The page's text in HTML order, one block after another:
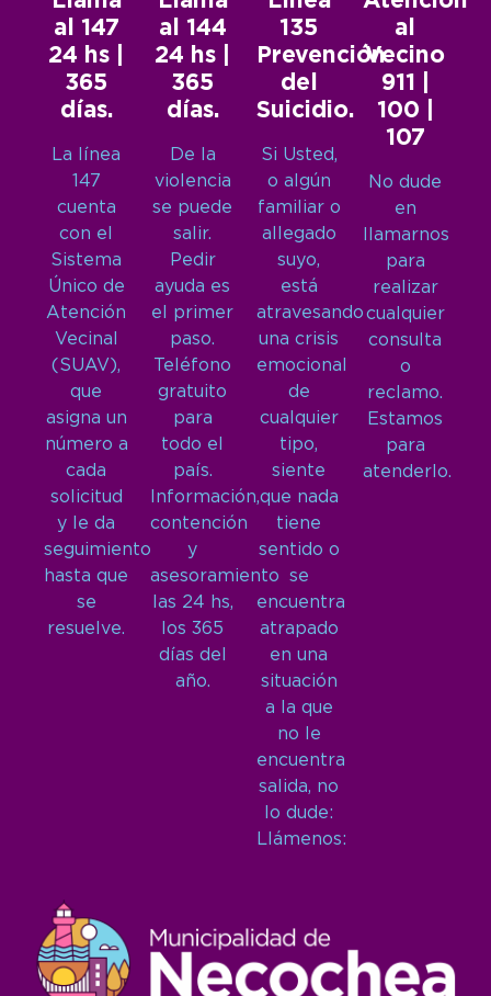
al 147
24 hs |
365
días.
La línea
147
cuenta
con el
Sistema
Único de
Atención
Vecinal
(SUAV),
que
asigna un
número a
cada
solicitud
y le da
seguimiento
hasta que
se
resuelve.
al 144
24 hs |
365
días.
De la
violencia
se puede
salir.
Pedir
ayuda es
el primer
paso.
Teléfono
gratuito
para
todo el
país.
Información,
contención
y
asesoramiento
las 24 hs,
los 365
días del
año.
135
Prevención
del
Suicidio.
Si Usted,
o algún
familiar o
allegado
suyo,
está
atravesando
una crisis
emocional
de
cualquier
tipo,
siente
que nada
tiene
sentido o
se
encuentra
atrapado
en una
situación
a la que
no le
encuentra
salida, no
lo dude:
Llámenos:
al
Vecino
911 |
100 |
107
No dude
en
llamarnos
para
realizar
cualquier
consulta
o
reclamo.
Estamos
para
atenderlo.